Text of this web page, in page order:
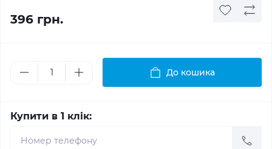
396 грн.
До кошика
Купити в 1 клік: